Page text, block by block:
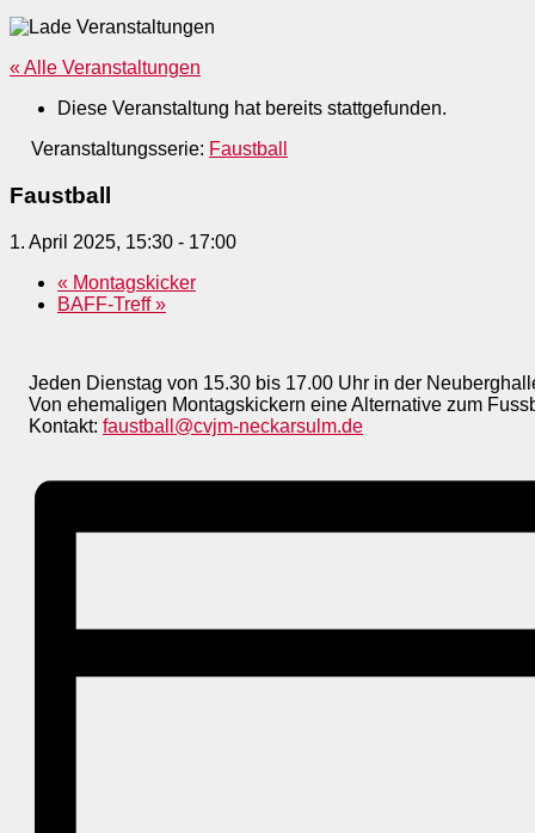
« Alle Veranstaltungen
Diese Veranstaltung hat bereits stattgefunden.
Veranstaltungsserie: Faustball
Faustball
1. April 2025, 15:30 - 17:00
« Montagskicker
BAFF-Treff»
Jeden Dienstag von 15.30 bis 17.00 Uhr in der
Von ehemaligen Montagskickern eine Alternative zum
Kontakt: faustball@cvjm-neckarsulm.de